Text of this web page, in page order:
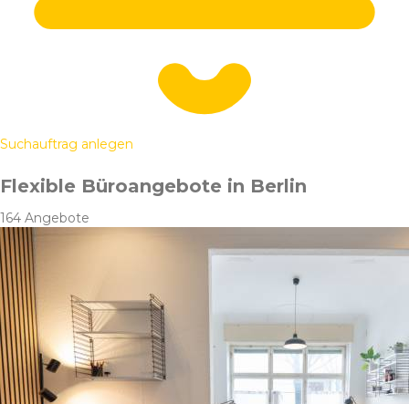
Suchauftrag anlegen
Flexible Büroangebote in Berlin
164 Angebote